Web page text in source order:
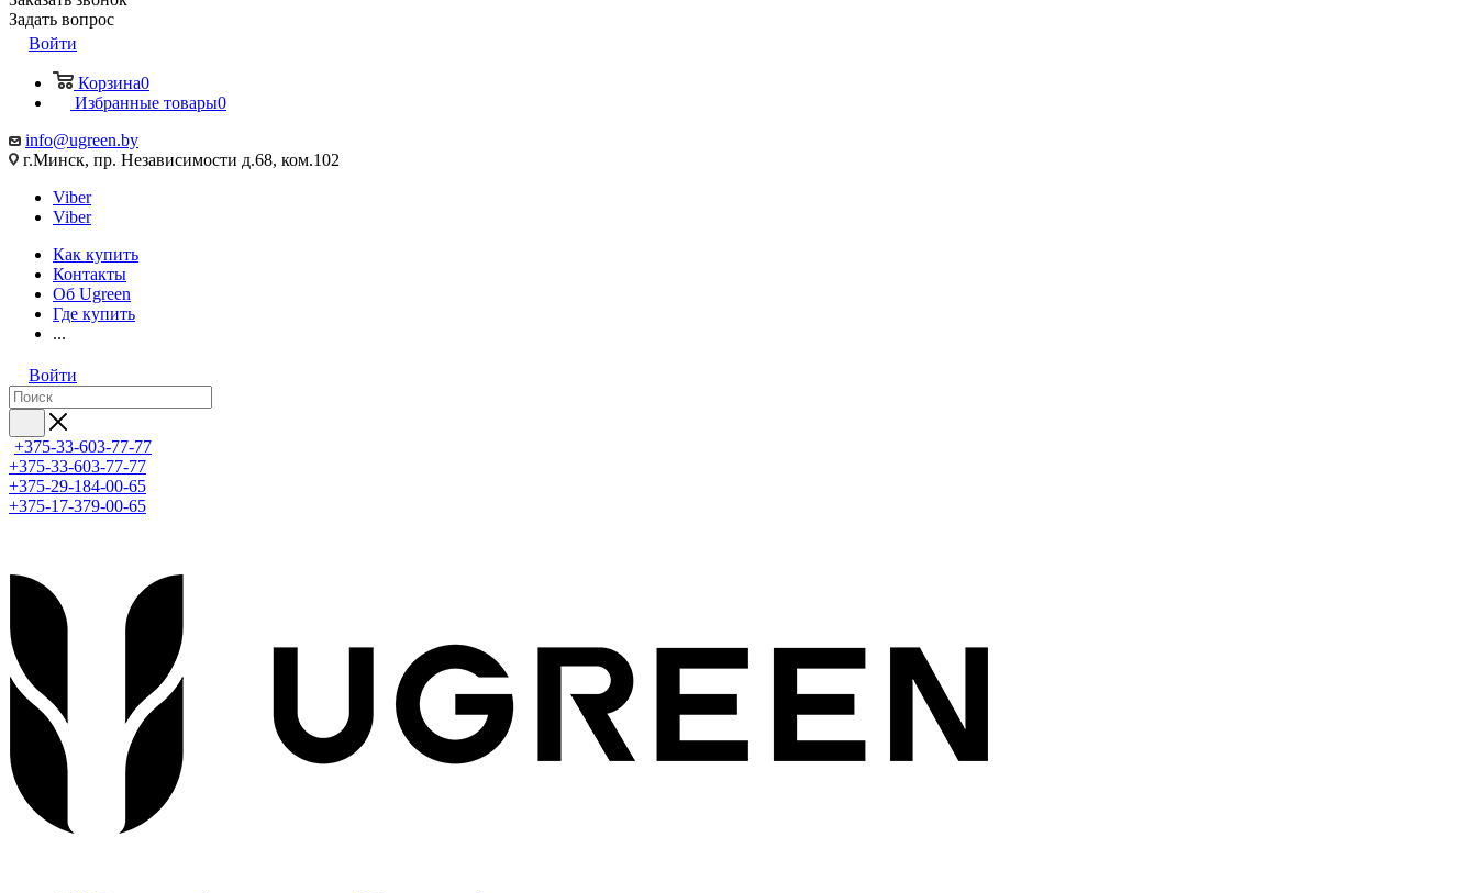
Задать вопрос
Войти
Корзина0
Избранные товары0
info@ugreen.by
г.Минск, пр. Независимости д.68, ком.102
Viber
Viber
Как купить
Контакты
Об Ugreen
Где купить
...
Войти
+375-33-603-77-77
+375-33-603-77-77
+375-29-184-00-65
+375-17-379-00-65